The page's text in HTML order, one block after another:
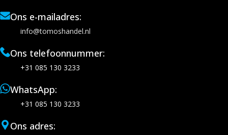
Ons e-mailadres:
info@tomoshandel.nl
Ons telefoonnummer:
+31 085 130 3233
WhatsApp:
+31 085 130 3233
Ons adres: